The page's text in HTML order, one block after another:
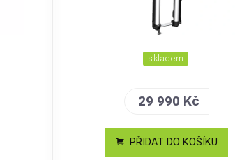
skladem
29 990 Kč
PŘIDAT DO KOŠÍKU